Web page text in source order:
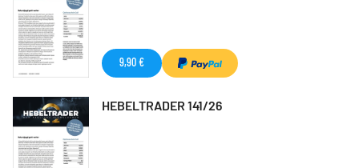
9,90 €
HEBELTRADER 141/26